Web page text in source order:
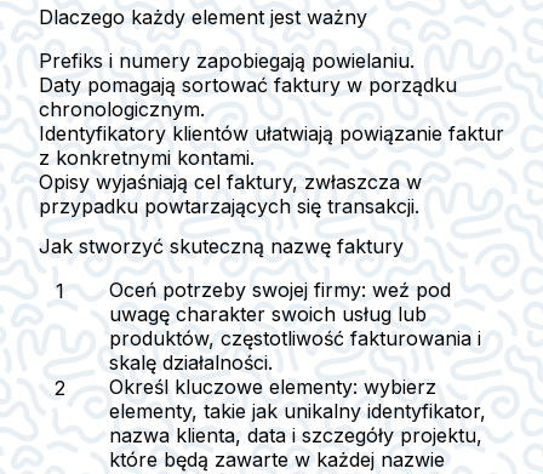
Dlaczego każdy element jest ważny
Prefiks i numery zapobiegają powielaniu.
Daty pomagają sortować faktury w porządku
chronologicznym.
Identyfikatory klientów ułatwiają powiązanie faktur
z konkretnymi kontami.
Opisy wyjaśniają cel faktury, zwłaszcza w
przypadku powtarzających się transakcji.
Jak stworzyć skuteczną nazwę faktury
Oceń potrzeby swojej firmy: weź pod
uwagę charakter swoich usług lub
produktów, częstotliwość fakturowania i
skalę działalności.
Określ kluczowe elementy: wybierz
elementy, takie jak unikalny identyfikator,
nazwa klienta, data i szczegóły projektu,
które będą zawarte w każdej nazwie